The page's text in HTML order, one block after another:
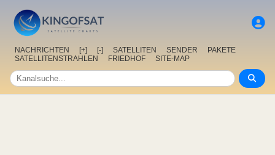
NACHRICHTEN [+] [-] SATELLITEN SENDER
PAKETE
SATELLITENSTRAHLEN
FRIEDHOF SITE-MAP